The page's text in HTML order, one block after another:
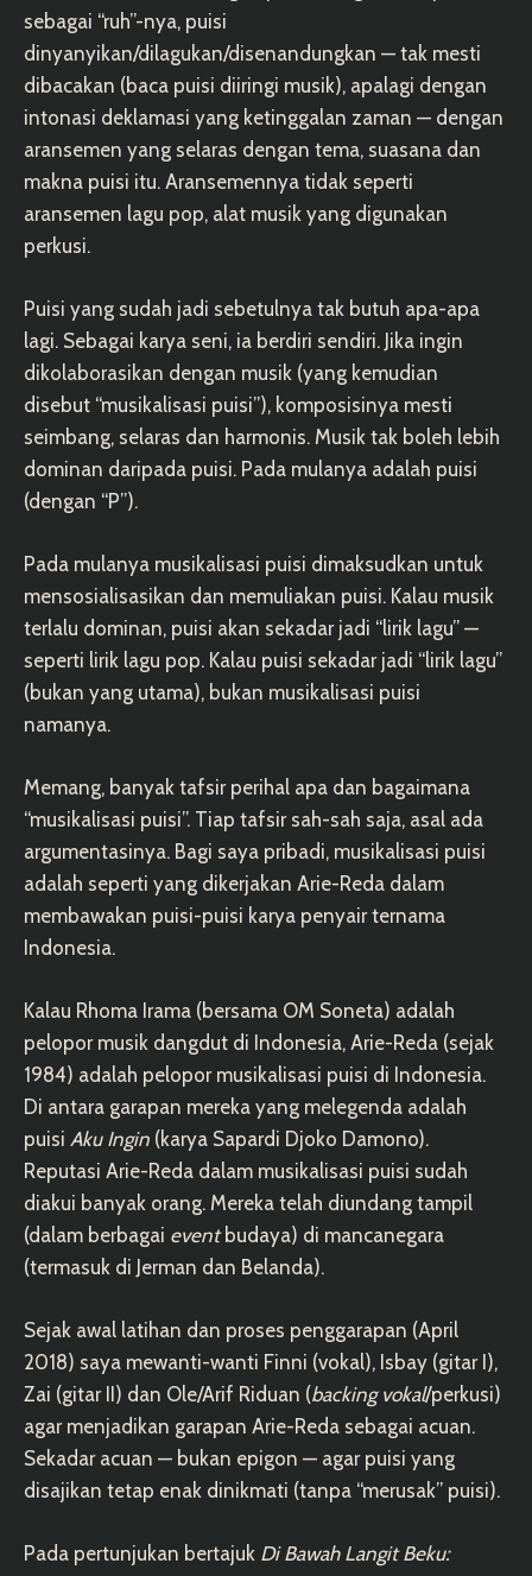
sebagai “ruh”-nya, puisi
dinyanyikan/dilagukan/disenandungkan — tak mesti
dibacakan (baca puisi diiringi musik), apalagi dengan
intonasi deklamasi yang ketinggalan zaman — dengan
aransemen yang selaras dengan tema, suasana dan
makna puisi itu. Aransemennya tidak seperti
aransemen lagu pop, alat musik yang digunakan
perkusi.
Puisi yang sudah jadi sebetulnya tak butuh apa-apa
lagi. Sebagai karya seni, ia berdiri sendiri. Jika ingin
dikolaborasikan dengan musik (yang kemudian
disebut “musikalisasi puisi”), komposisinya mesti
seimbang, selaras dan harmonis. Musik tak boleh lebih
dominan daripada puisi. Pada mulanya adalah puisi
(dengan “P”).
Pada mulanya musikalisasi puisi dimaksudkan untuk
mensosialisasikan dan memuliakan puisi. Kalau musik
terlalu dominan, puisi akan sekadar jadi “lirik lagu” —
seperti lirik lagu pop. Kalau puisi sekadar jadi “lirik lagu”
(bukan yang utama), bukan musikalisasi puisi
namanya.
Memang, banyak tafsir perihal apa dan bagaimana
“musikalisasi puisi”. Tiap tafsir sah-sah saja, asal ada
argumentasinya. Bagi saya pribadi, musikalisasi puisi
adalah seperti yang dikerjakan Arie-Reda dalam
membawakan puisi-puisi karya penyair ternama
Indonesia.
Kalau Rhoma Irama (bersama OM Soneta) adalah
pelopor musik dangdut di Indonesia, Arie-Reda (sejak
1984) adalah pelopor musikalisasi puisi di Indonesia.
Di antara garapan mereka yang melegenda adalah
puisi Aku Ingin (karya Sapardi Djoko Damono).
Reputasi Arie-Reda dalam musikalisasi puisi sudah
diakui banyak orang. Mereka telah diundang tampil
(dalam berbagai eventbudaya) di mancanegara
(termasuk di Jerman dan Belanda).
Sejak awal latihan dan proses penggarapan (April
2018) saya mewanti-wanti Finni (vokal), Isbay (gitar I),
Zai (gitar II) dan Ole/Arif Riduan (backing vokal/perkusi)
agar menjadikan garapan Arie-Reda sebagai acuan.
Sekadar acuan — bukan epigon — agar puisi yang
disajikan tetap enak dinikmati (tanpa “merusak” puisi).
Pada pertunjukan bertajuk Di Bawah Langit Beku: